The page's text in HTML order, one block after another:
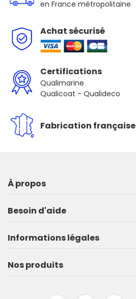
en France métropolitaine
Achat sécurisé
Certifications
Qualimarine
Qualicoat - Qualideco
Fabrication française
À propos
Besoin d'aide
Informations légales
Nos produits